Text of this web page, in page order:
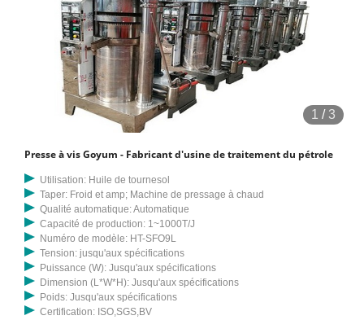
1 /3
Presse à vis Goyum - Fabricant d'usine de traitement du pétrole
Utilisation: Huile de tournesol
Taper: Froid et amp; Machine de pressage à chaud
Qualité automatique: Automatique
Capacité de production: 1~1000T/J
Numéro de modèle: HT-SFO9L
Tension: jusqu'aux spécifications
Puissance (W): Jusqu'aux spécifications
Dimension (L*W*H): Jusqu'aux spécifications
Poids: Jusqu'aux spécifications
Certification: ISO,SGS,BV